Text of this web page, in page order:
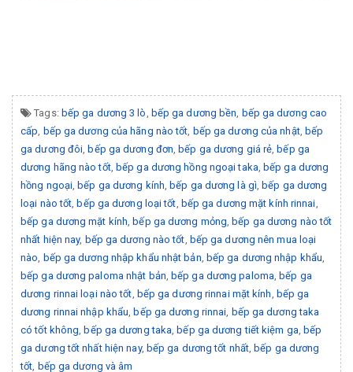
Tags: bếp ga dương 3 lò bếp ga dương bền
bếp ga dương cao
cấp
bếp ga dương của hãng nào tốt bếp ga dương của nhật, bếp
ga dương đôi bếp ga dương đơn bếp ga dương giá rẻ bếp ga
dương hãng nào tốt, bếp ga dương hồng ngoại taka bếp ga dương
hồng ngoại bếp ga dương kính bếp ga dương là gì bếp ga dương
loại nào tốt bếp ga dương loại tốt bếp ga dương mặt kính rinnai
bếp ga dương mặt kính bếp ga dương mỏng bếp ga dương nào tốt
nhất hiện nay, bếp ga dương nào tốt bếp ga dương nên mua loại
nào
bếp ga dương nhập khẩu nhật bản bếp ga dương nhập khẩu
bếp ga dương paloma nhật bản bếp ga dương paloma bếp ga
dương rinnai loại nào tốt bếp ga dương rinnai mặt kính
bếp ga
dương rinnai nhập khẩu bếp ga dương rinnai bếp ga dương taka
có tốt không bếp ga dương taka bếp ga dương tiết kiệm ga bếp
ga dương tốt nhất hiện nay, bếp ga dương tốt nhất, bếp ga dương
tốt bếp ga dương và âm